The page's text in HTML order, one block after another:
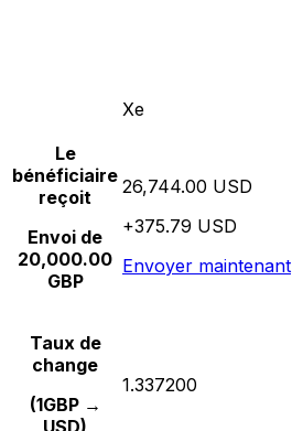
Xe
Le
bénéficiaire
reçoit
Envoi de
20,000.00
GBP
26,744.00 USD
+375.79 USD
Envoyer maintenant
Taux de
change
(1GBP →
1.337200